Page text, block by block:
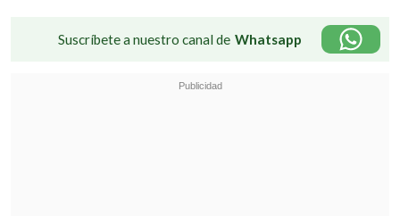
Suscríbete a nuestro canal de Whatsapp